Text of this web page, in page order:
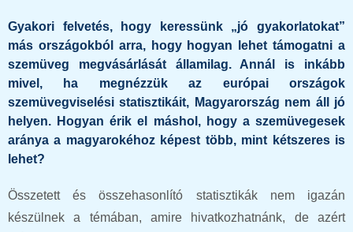
Gyakori felvetés, hogy keressünk „jó gyakorlatokat”
más országokból arra, hogy hogyan lehet támogatni a
szemüveg megvásárlását államilag. Annál is inkább
mivel, ha megnézzük az európai országok
szemüvegviselési statisztikáit, Magyarország nem áll jó
helyen. Hogyan érik el máshol, hogy a szemüvegesek
aránya a magyarokéhoz képest több, mint kétszeres is
lehet?
Összetett és összehasonlító statisztikák nem igazán
készülnek a témában, amire hivatkozhatnánk, de azért